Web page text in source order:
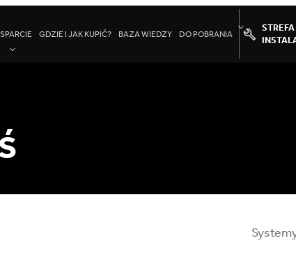
GDZIE I JAK KUPIĆ? BAZA WIEDZY DO POBRANIA
STREFA